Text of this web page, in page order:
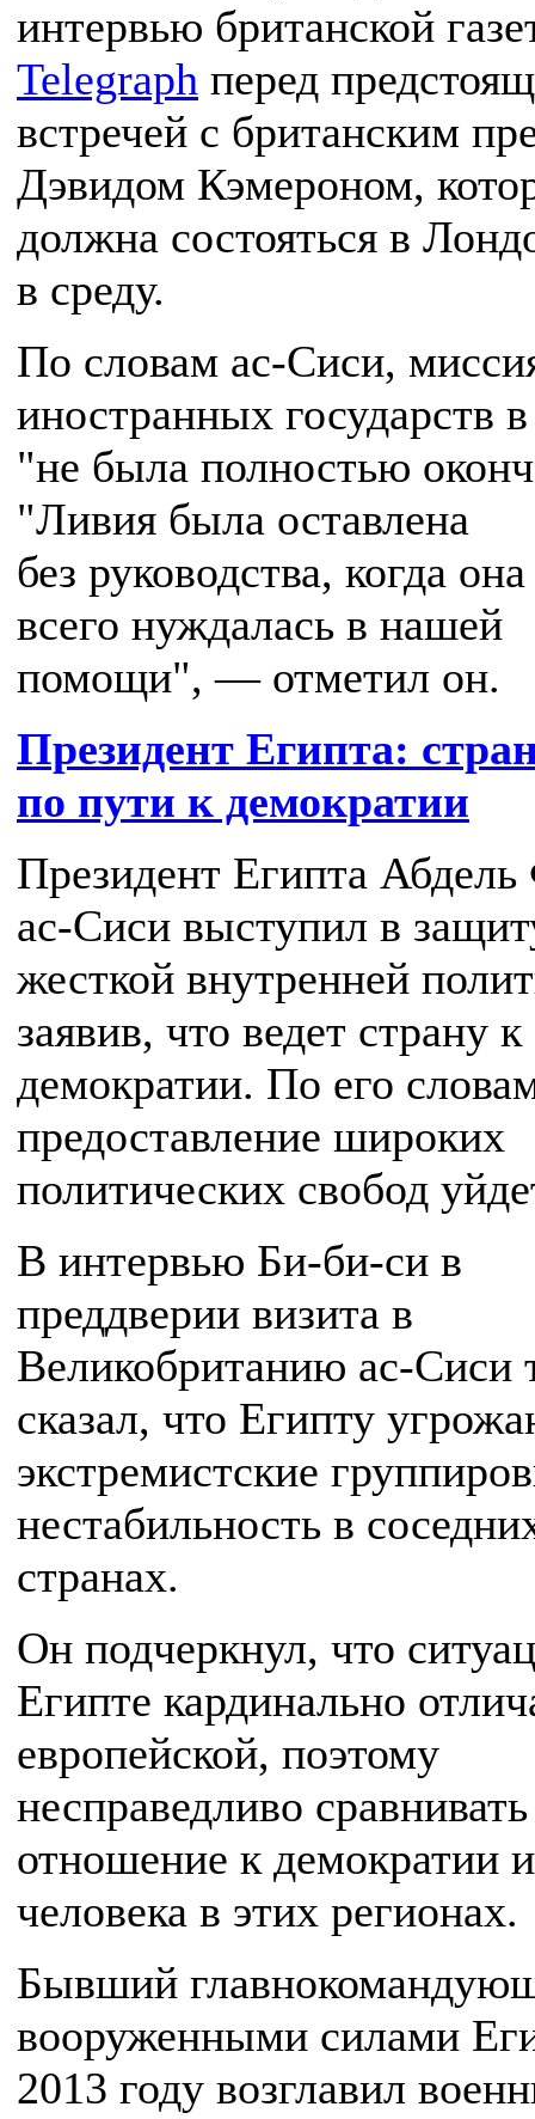
интервью британской
Telegraph перед
встречей с британским
Дэвидом Кэмероном,
должна состояться в
в среду.
По словам ас-Сиси,
иностранных государств
"не была полностью
"Ливия была оставлена
без руководства, когда
всего нуждалась в нашей
помощи", — отметил он.
Президент Египта:
по пути к демократии
Президент Египта Абдель
ас-Сиси выступил в
жесткой внутренней
заявив, что ведет страну к
демократии. По его
предоставление широких
политических свобод
В интервью Би-би-си в
преддверии визита в
Великобританию ас-Сиси
сказал, что Египту
экстремистские
нестабильность в
странах.
Он подчеркнул, что
Египте кардинально
европейской, поэтому
несправедливо сравнивать
отношение к демократии
человека в этих регионах.
Бывший
вооруженными силами
2013 году возглавил